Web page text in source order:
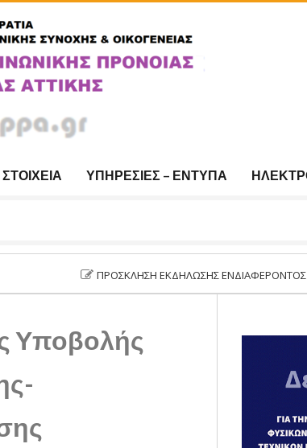
ΥΠΗΡΕΣΊΕΣ – ΈΝΤΥΠΑ
ΠΡΌΣΚΛΗΣΗ ΕΚΔΉΛΩΣΗΣ ΕΝΔΙΑΦΈΡΟΝΤΟΣ
Υποβολής